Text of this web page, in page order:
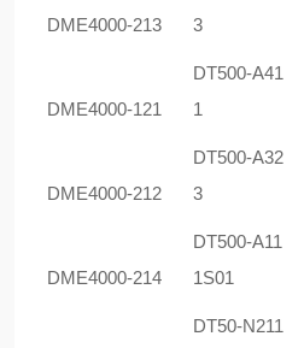
DME4000-213
3
DME4000-121
DT500-A41
1
DME4000-212
DT500-A32
3
DME4000-214
DT500-A11
1S01
DT50-N211